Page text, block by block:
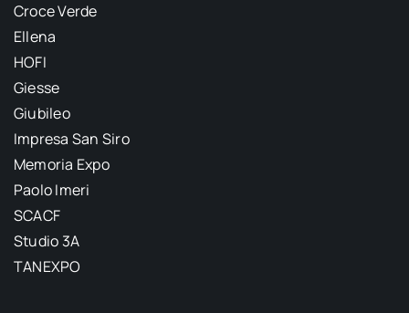
Croce Verde
Ellena
HOFI
Giesse
Giubileo
Impresa San Siro
Memoria Expo
Paolo Imeri
SCACF
Studio 3A
TANEXPO